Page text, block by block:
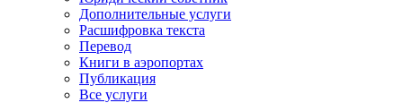
Дополнительные услуги
Расшифровка текста
Перевод
Книги в аэропортах
Публикация
Все услуги